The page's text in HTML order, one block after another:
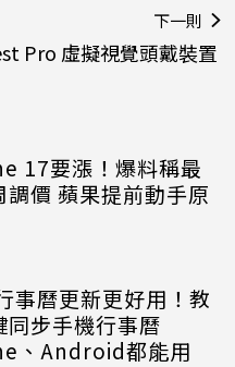
下一則
Pro 虛擬視覺頭戴裝置
17要漲！爆料稱最
調價 蘋果提前動手原
事曆更新更好用！教
同步手機行事曆
、Android都能用